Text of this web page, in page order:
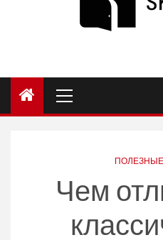
меню
Чем